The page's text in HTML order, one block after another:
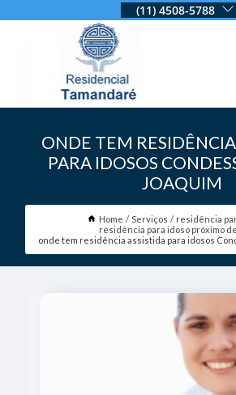
(11) 4508-5788
ONDE TEM
PARA IDOSOS
JOAQUIM
Home Serviços
residência
residência para idoso próximo
onde tem residência assistida para idosos